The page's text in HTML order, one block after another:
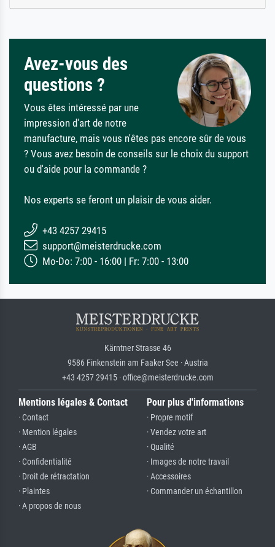
Avez-vous des
questions ?
Vous êtes intéressé par une
impression d'art de notre
manufacture, mais vous n'êtes pas encore sûr de vous
? Vous avez besoin de conseils sur le choix du support
ou d'aide pour la commande ?
Nos experts se feront un plaisir de vous aider.
+43 4257 29415
support@meisterdrucke.com
Mo-Do: 7:00 - 16:00 | Fr: 7:00 - 13:00
Kärntner Strasse 46
9586 Finkenstein am Faaker See · Austria
+43 4257 29415 · office@meisterdrucke.com
Mentions légales & Contact
· Contact
· Mention légales
· AGB
· Confidentialité
· Droit de rétractation
· Plaintes
· A propos de nous
Pour plus d'informations
· Propre motif
· Vendez votre art
· Qualité
· Images de notre travail
· Accessoires
· Commander un échantillon